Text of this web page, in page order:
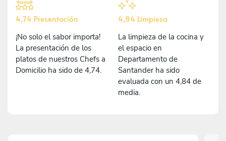
4,74 Presentación
¡No solo el sabor importa!
La presentación de los
platos de nuestros Chefs a
Domicilio ha sido de 4,74.
4,84 Limpieza
La limpieza de la cocina y
el espacio en
Departamento de
Santander ha sido
evaluada con un 4,84 de
media.